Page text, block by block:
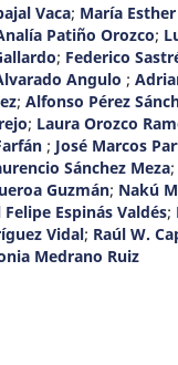
Vaca; María
Patiño Orozco;
; Federico
Angulo ;
; Alfonso Pérez
; Laura Orozco
; José Marcos
Sánchez Meza;
Guzmán; Nakú
Espinás Valdés;
Vidal; Raúl W.
Medrano Ruiz